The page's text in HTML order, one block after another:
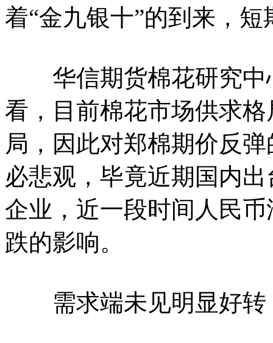
着“金九银十”的到来，
华信期货棉花研究中
看，目前棉花市场供求
局，因此对郑棉期价反
必悲观，毕竟近期国内
企业，近一段时间人民
跌的影响。
需求端未见明显好转